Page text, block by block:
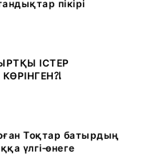
пікірі
ІСТЕР
Тоқтар батырдың
үлгі-өнеге